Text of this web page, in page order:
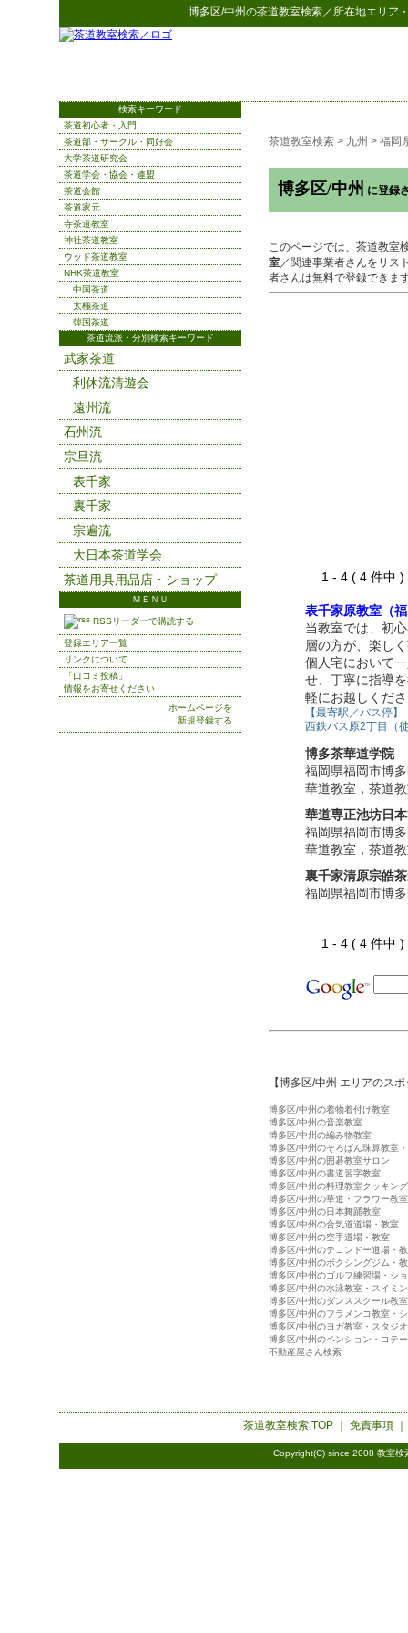
博多区/中州の茶道教室検索／所在地エリア
茶道教室検索 > 九州 > 福岡
博多区/中州 に登録
このページでは、茶道教室
室／関連事業者さんをリス
者さんは無料で登録できま
1 - 4 ( 4 件
表千家原教室（
当教室では、初
層の方が、楽し
個人宅において
せ、丁寧に指導
軽にお越しくだ
【最寄駅／バス停】
西鉄バス原2丁目（
博多茶華道学院
福岡県福岡市博
華道教室，茶道
華道専正池坊日
福岡県福岡市博
華道教室，茶道
裏千家清原宗皓
福岡県福岡市博
1 - 4 ( 4 件
【博多区/中州 エリアのス
博多区/中州の着物着付け教室
博多区/中州の音楽教室
博多区/中州の編み物教室
博多区/中州のそろばん珠算教室
博多区/中州の囲碁教室サロン
博多区/中州の書道習字教室
博多区/中州の料理教室クッキン
博多区/中州の華道・フラワー教室
博多区/中州の日本舞踊教室
博多区/中州の合気道道場・教室
博多区/中州の空手道場・教室
博多区/中州のテコンドー道場・
博多区/中州のボクシングジム・
博多区/中州のゴルフ練習場・シ
博多区/中州の水泳教室・スイミ
博多区/中州のダンススクール教
博多区/中州のフラメンコ教室・
博多区/中州のヨガ教室・スタジオ
博多区/中州のペンション・コテ
不動産屋さん検索
検索キーワード
茶道初心者・入門
茶道部・サークル・同好会
大学茶道研究会
茶道学会・協会・連盟
茶道会館
茶道家元
寺茶道教室
神社茶道教室
ウッド茶道教室
NHK茶道教室
中国茶道
太極茶道
韓国茶道
茶道流派・分別検索キーワード
武家茶道
利休流清遊会
遠州流
石州流
宗旦流
表千家
裏千家
宗遍流
大日本茶道学会
茶道用具用品店・ショップ
ＭＥＮＵ
RSSリーダーで購読する
登録エリア一覧
リンクについて
「口コミ投稿」
情報をお寄せください
ホームページを
新規登録する
茶道教室検索TOP ｜ 免責事項
Copyright(C) since 2008 教室検